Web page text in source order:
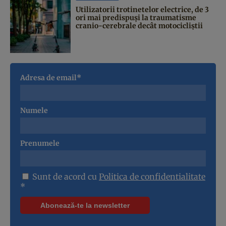
Utilizatorii trotinetelor electrice, de 3
ori mai predispuși la traumatisme
cranio-cerebrale decât motocicliștii
Adresa de email*
Numele
Prenumele
Sunt de acord cu Politica de confidentialitate
*